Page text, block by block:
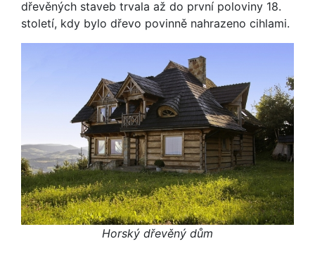
dřevěných staveb trvala až do první poloviny 18.
století, kdy bylo dřevo povinně nahrazeno cihlami.
Horský dřevěný dům